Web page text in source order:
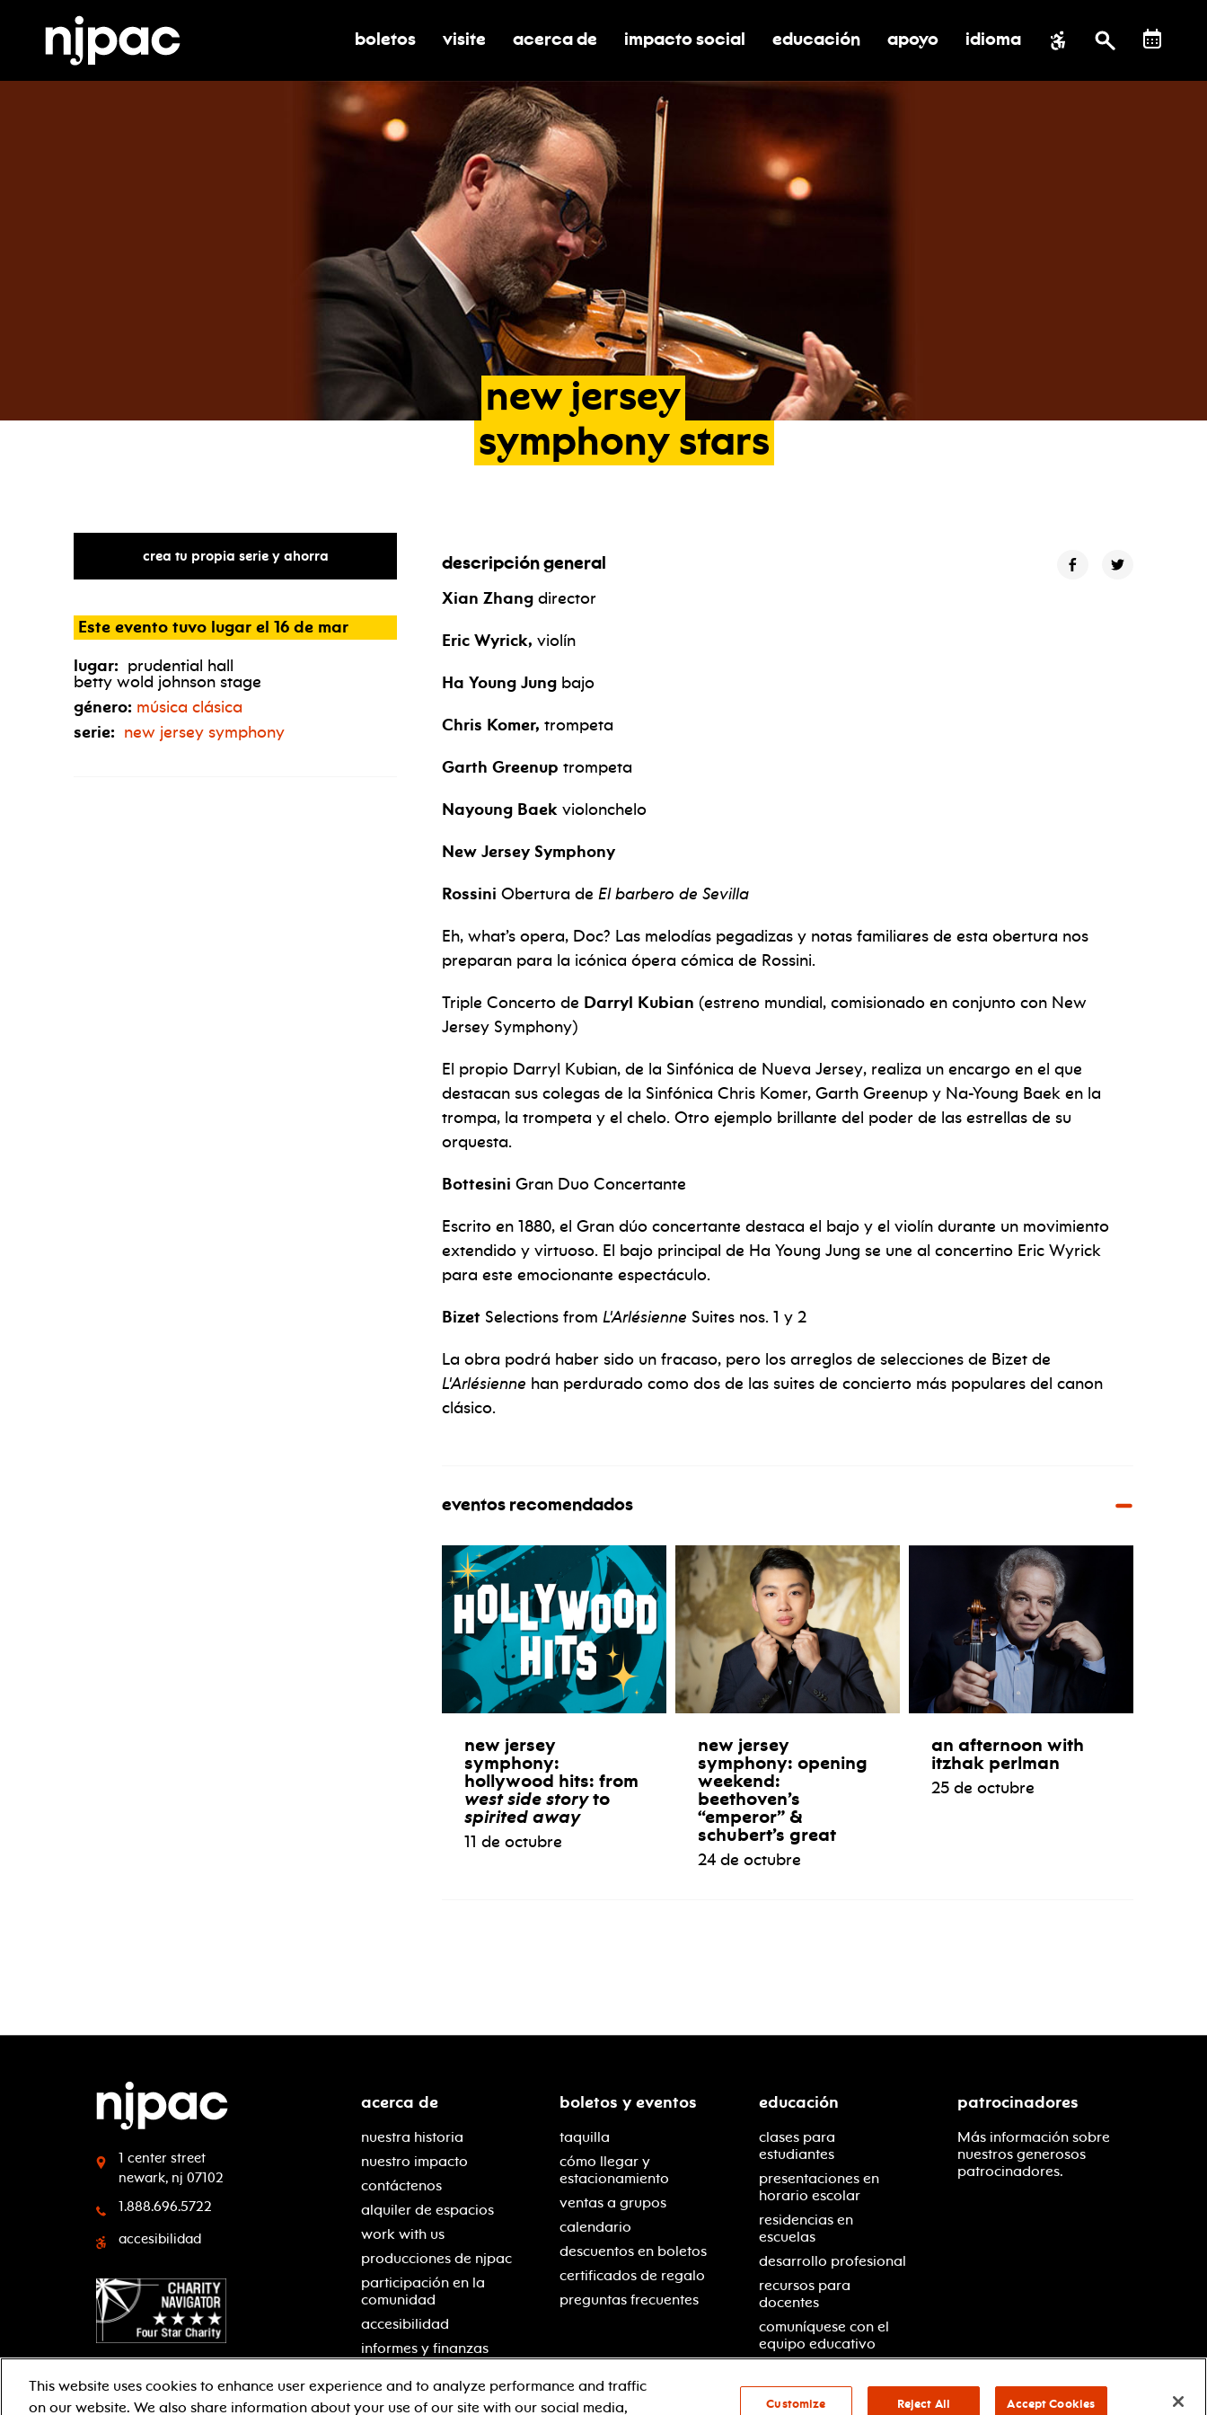
alternar submenú de boletos
boletos alternar submenú de visite
visite alternar submenú de acerca de
acerca de activar/desactivar el submenú de impacto social
impacto social alternar submenú de educación
educación alternar submenú de asistencia
apoyo idioma
new jersey
symphony stars
crea tu propia serie y ahorra
Este evento tuvo lugar el 16 de mar
lugar: prudential hall
betty wold johnson stage
género: música clásica
serie: new jersey symphony
descripción general
Xian Zhang director
Eric Wyrick, violín
Ha Young Jung bajo
Chris Komer, trompeta
Garth Greenup trompeta
Nayoung Baek violonchelo
New Jersey Symphony
Rossini Obertura de El barbero de Sevilla
Eh, what’s opera, Doc? Las melodías pegadizas y notas familiares de esta obertura nos
preparan para la icónica ópera cómica de Rossini.
Triple Concerto de Darryl Kubian (estreno mundial, comisionado en conjunto con New
Jersey Symphony)
El propio Darryl Kubian, de la Sinfónica de Nueva Jersey, realiza un encargo en el que
destacan sus colegas de la Sinfónica Chris Komer, Garth Greenup y Na-Young Baek en la
trompa, la trompeta y el chelo. Otro ejemplo brillante del poder de las estrellas de su
orquesta.
Bottesini Gran Duo Concertante
Escrito en 1880, el Gran dúo concertante destaca el bajo y el violín durante un movimiento
extendido y virtuoso. El bajo principal de Ha Young Jung se une al concertino Eric Wyrick
para este emocionante espectáculo.
Bizet Selections from L'Arlésienne Suites nos. 1 y 2
La obra podrá haber sido un fracaso, pero los arreglos de selecciones de Bizet de
L'Arlésienne han perdurado como dos de las suites de concierto más populares del canon
clásico.
eventos recomendados
new jersey
symphony:
hollywood hits: from
west side storyto
spirited away
11 de octubre
new jersey
symphony: opening
weekend:
beethoven’s
“emperor” &
schubert’s great
24 de octubre
an afternoon with
itzhak perlman
25 de octubre
1 center street
newark, nj 07102
1.888.696.5722
accesibilidad
acerca de
nuestra historia
nuestro impacto
contáctenos
alquiler de espacios
work with us
producciones de njpac
participación en la
comunidad
accesibilidad
informes y finanzas
boletos y eventos
taquilla
cómo llegar y
estacionamiento
ventas a grupos
calendario
descuentos en boletos
certificados de regalo
preguntas frecuentes
educación
clases para
estudiantes
presentaciones en
horario escolar
residencias en
escuelas
desarrollo profesional
recursos para
docentes
comuníquese con el
equipo educativo
patrocinadores
Más información sobre
nuestros generosos
patrocinadores.
This website uses cookies to enhance user experience and to analyze performance and traffic
on our website. We also share information about your use of our site with our social media,
Customize Reject All Accept Cookies